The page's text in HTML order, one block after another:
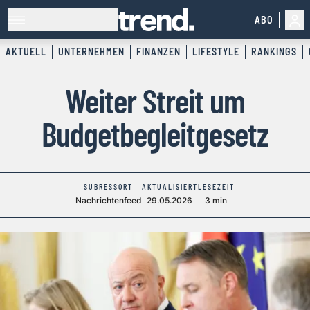
ABO
AKTUELL UNTERNEHMEN FINANZEN LIFESTYLE RANKINGS
Weiter Streit um
Budgetbegleitgesetz
SUBRESSORT
Nachrichtenfeed
AKTUALISIERT
29.05.2026
LESEZEIT
3 min